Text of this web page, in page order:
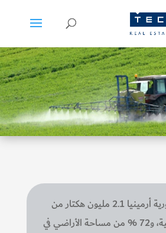
تمتلك جمهورية أرمينيا 2.1 مليون هكتار من
الأراضي الزراعية، و72 % من مساحة الأراضي في